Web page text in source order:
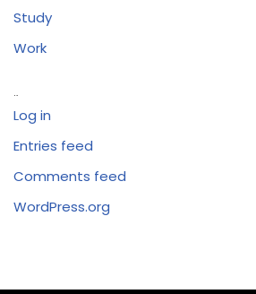
Study
Work
Log in
Entries feed
Comments feed
WordPress.org